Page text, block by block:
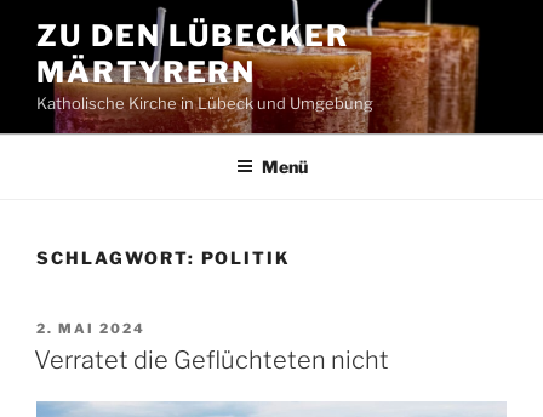
Inhalt
springen
ZU DEN LÜBECKER
MÄRTYRERN
Katholische Kirche in Lübeck und Umgebung
Menü
SCHLAGWORT: POLITIK
VERÖFFENTLICHT
AM
2. MAI 2024
Verratet die Geflüchteten nicht